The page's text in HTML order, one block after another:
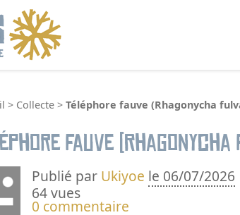
> Collecte > Téléphore fauve (Rhagonycha
fauve (Rhagonycha
Publié par Ukiyoe le 06/07/2026
64 vues
0 commentaire